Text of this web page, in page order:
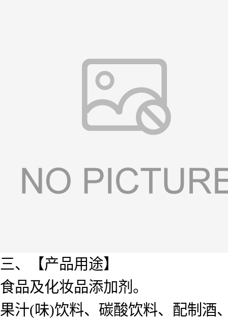
三、【产品用途】
食品及化妆品添加剂。
果汁(味)饮料、碳酸饮料、配制酒